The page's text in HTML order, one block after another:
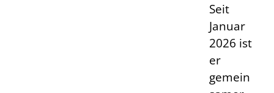
Seit
Januar
2026 ist
er
gemein